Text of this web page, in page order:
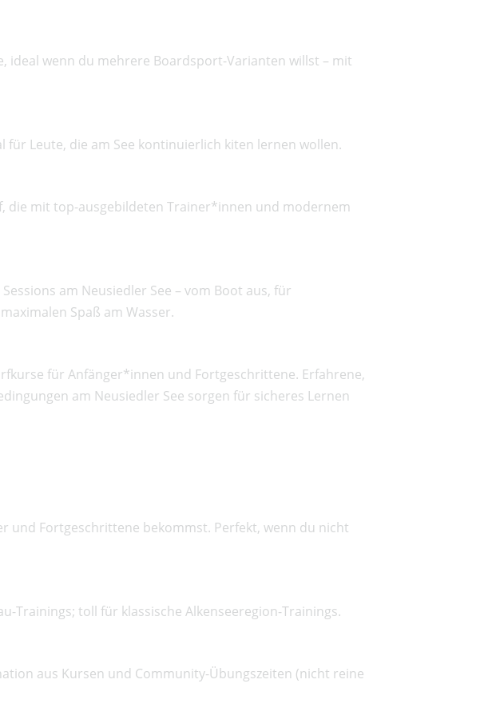
ideal wenn du mehrere Boardsport-Varianten willst – mit
Leute, die am See kontinuierlich kiten lernen wollen.
die mit top-ausgebildeten Trainer*innen und modernem
am Neusiedler See – vom Boot aus, für
Spaß am Wasser.
für Anfänger*innen und Fortgeschrittene. Erfahrene,
am Neusiedler See sorgen für sicheres Lernen
und Fortgeschrittene bekommst. Perfekt, wenn du nicht
Trainings; toll für klassische Alkenseeregion-Trainings.
aus Kursen und Community-Übungszeiten (nicht reine